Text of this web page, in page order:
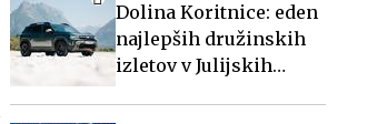
Dolina Koritnice: eden
najlepših družinskih
izletov v Julijskih